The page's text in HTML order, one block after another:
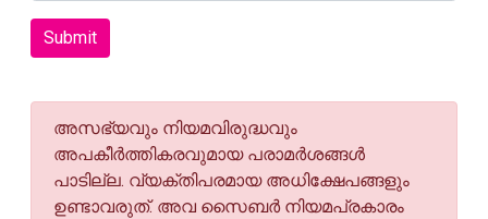
Submit
അസഭ്യവും നിയമവിരുദ്ധവും
അപകീര്‍ത്തികരവുമായ പരാമര്‍ശങ്ങള്‍
പാടില്ല. വ്യക്തിപരമായ അധിക്ഷേപങ്ങളും
ഉണ്ടാവരുത്. അവ സൈബര്‍ നിയമപ്രകാരം